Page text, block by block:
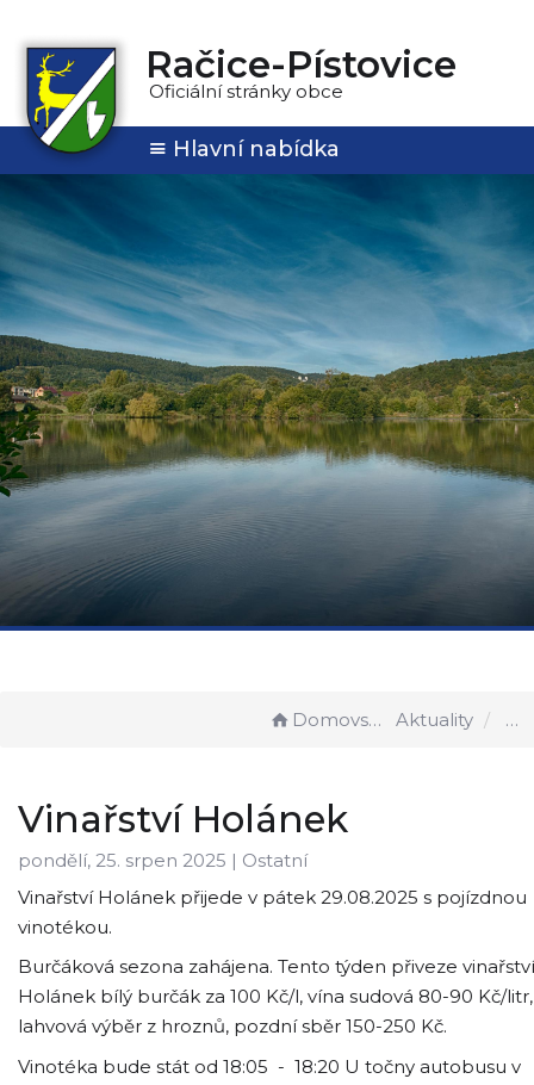
Račice-Pístovice
Oficiální stránky obce
Hlavní nabídka
Domovská stránka Aktuality
Vinařství Holánek
pondělí, 25. srpen 2025 | Ostatní
Vinařství Holánek přijede v pátek 29.08.2025 s pojízdnou
vinotékou.
Burčáková sezona zahájena. Tento týden přiveze vinařství
Holánek bílý burčák za 100 Kč/l, vína sudová 80-90 Kč/
lahvová výběr z hroznů, pozdní sběr 150-250 Kč.
Vinotéka bude stát od 18:05 - 18:20 U točny autobusu v